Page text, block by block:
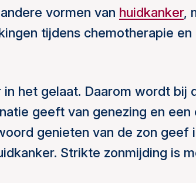
vormen van huidkanker,
tijdens chemotherapie en
het gelaat. Daarom wordt bij
geeft van genezing en een
genieten van de zon geef
Strikte zonmijding is